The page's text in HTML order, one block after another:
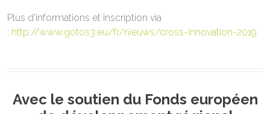
Plus d’informations et inscription via
: http://www.gotos3.eu/fr/nieuws/cross-innovation-2019
Avec le soutien du Fonds européen